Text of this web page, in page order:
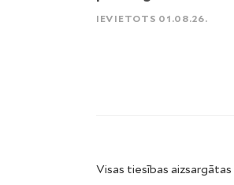
IEVIETOTS 01.08.26.
Visas tiesības aizsargātas